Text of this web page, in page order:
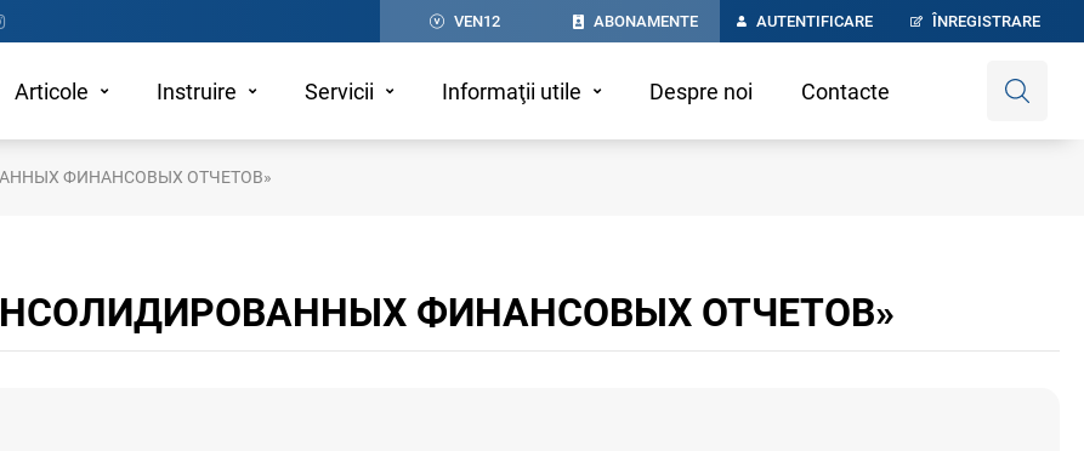
VEN12 ABONAMENTE AUTENTIFICARE ÎNREGISTRARE
Articole Instruire Servicii Informaţii utile Despre noi Contacte
ФИНАНСОВЫХ ОТЧЕТОВ»
ФИНАНСОВЫХ ОТЧЕТОВ»